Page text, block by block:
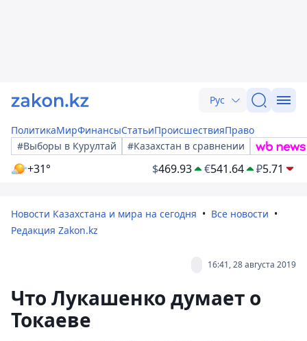
Рус
ПолитикаМирФинансыСтатьиПроисшествияПраво
#Выборы в Курултай
#Казахстан в сравнении
+31° $469.93 €541.64 ₽5.71
Новости Казахстана и мира на сегодня
Все новости
Редакция Zakon.kz
16:41, 28 августа 2019
Что Лукашенко думает о
Токаеве